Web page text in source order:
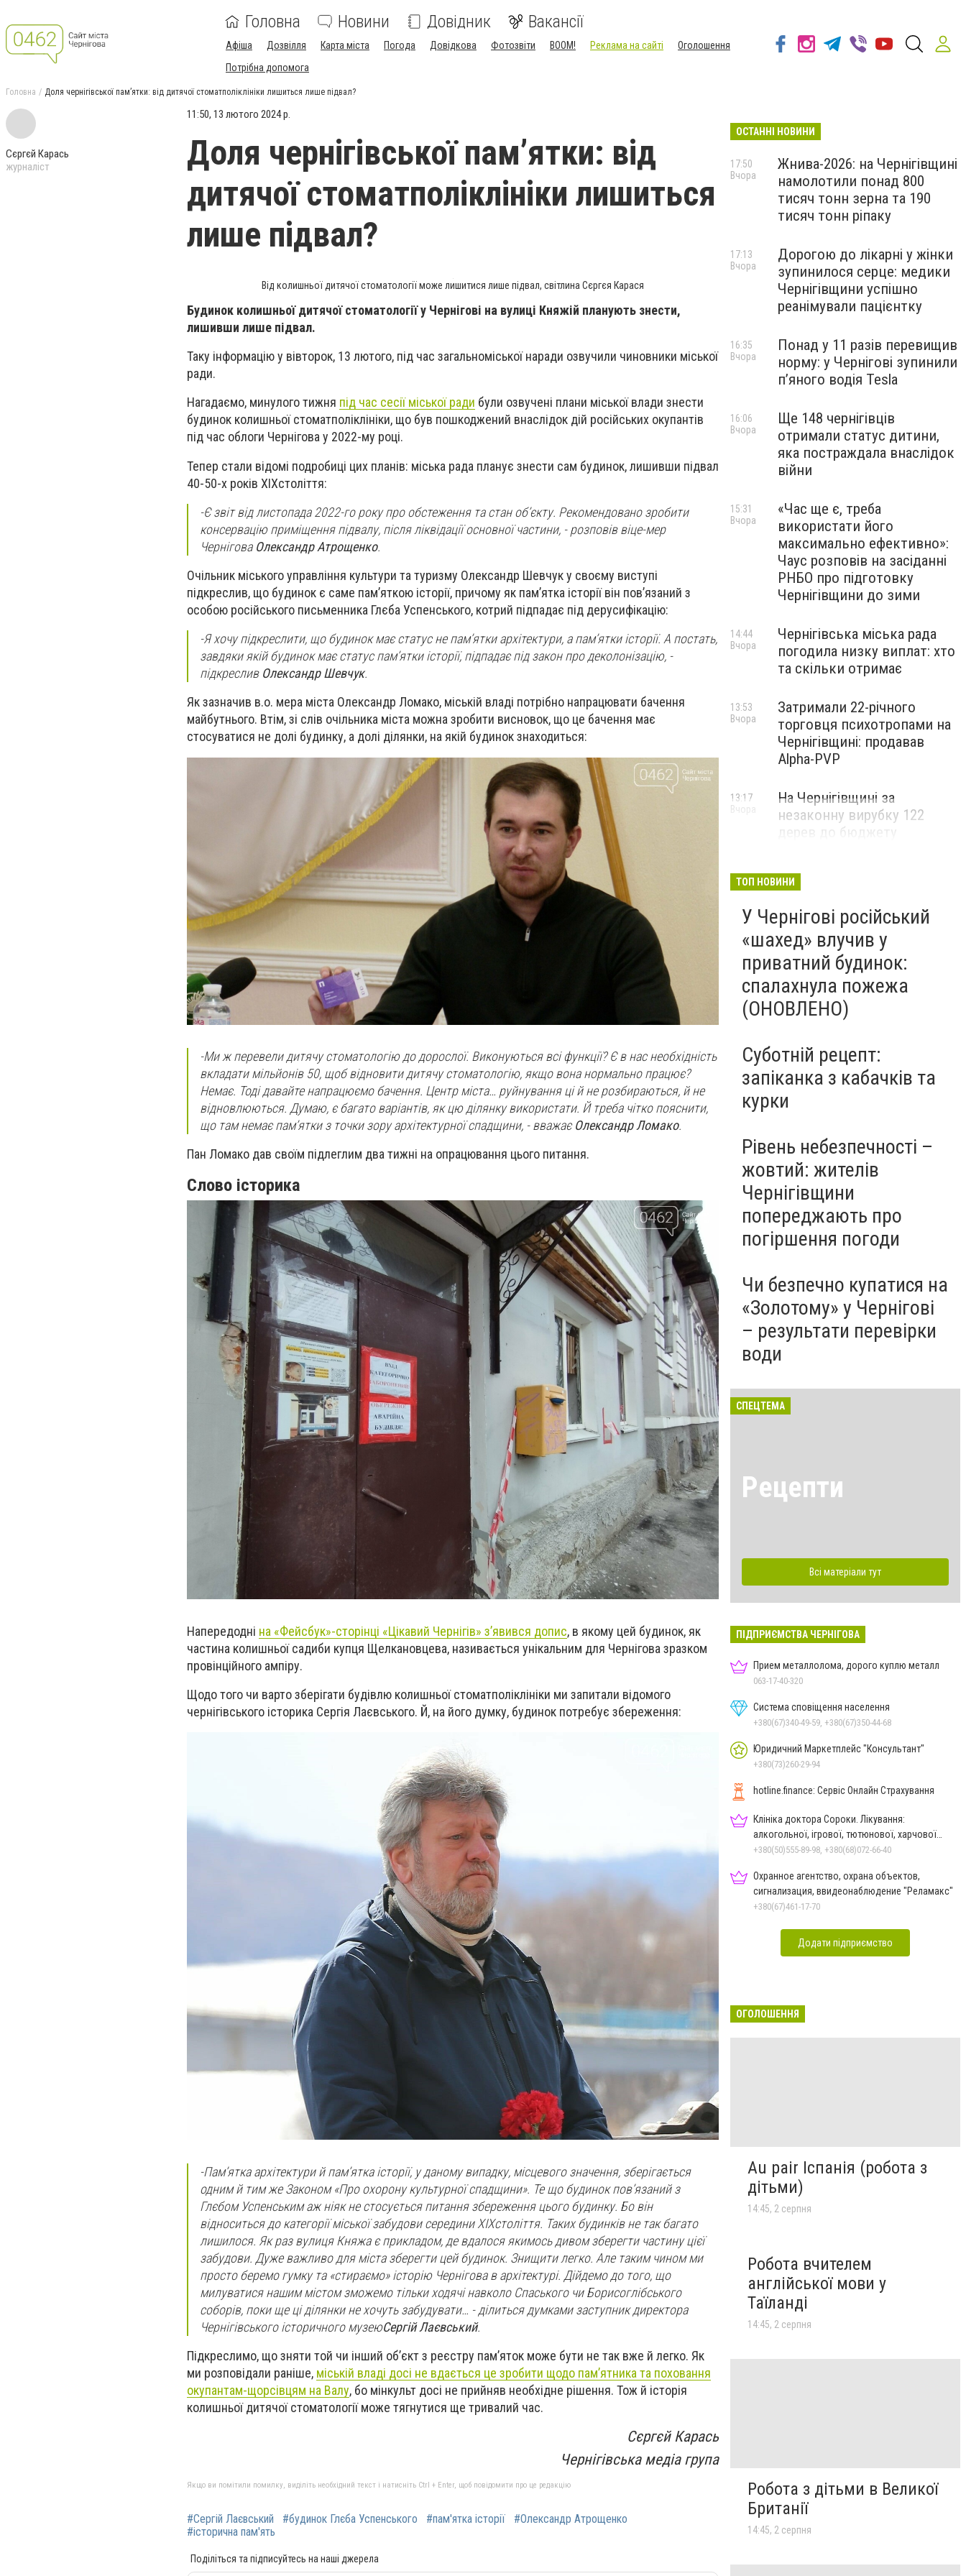
Головна Новини Довідник Вакансії
Афіша Дозвілля Карта міста Погода Довідкова Фотозвіти BOOM! Реклама на сайті
Оголошення
Потрібна допомога
Головна Доля чернігівської пам’ятки: від дитячої стоматполіклініки лишиться лише підвал?
Сєргєй Карась
журналіст
11:50, 13 лютого 2024 р.
Доля чернігівської пам’ятки: від
дитячої стоматполіклініки лишиться
лише підвал?
Від колишньої дитячої стоматології може лишитися лише підвал, світлина Сєргєя Карася
Будинок колишньої дитячої стоматології у Чернігові на вулиці Княжій планують знести,
лишивши лише підвал.
Таку інформацію у вівторок, 13 лютого, під час загальноміської наради озвучили чиновники міської
ради.
Нагадаємо, минулого тижня під час сесії міської ради були озвучені плани міської влади знести
будинок колишньої стоматполіклініки, що був пошкоджений внаслідок дій російських окупантів
під час облоги Чернігова у 2022-му році.
Тепер стали відомі подробиці цих планів: міська рада планує знести сам будинок, лишивши підвал
40-50-х років XIXстоліття:
-Є звіт від листопада 2022-го року про обстеження та стан об’єкту. Рекомендовано зробити
консервацію приміщення підвалу, після ліквідації основної частини, - розповів віце-мер
Чернігова Олександр Атрощенко.
Очільник міського управління культури та туризму Олександр Шевчук у своєму виступі
підкреслив, що будинок є саме пам’яткою історії, причому як пам’ятка історії він пов’язаний з
особою російського письменника Глєба Успенського, котрий підпадає під дерусифікацію:
-Я хочу підкреслити, що будинок має статус не пам’ятки архітектури, а пам’ятки історії. А постать,
завдяки якій будинок має статус пам’ятки історії, підпадає під закон про деколонізацію, -
підкреслив Олександр Шевчук.
Як зазначив в.о. мера міста Олександр Ломако, міській владі потрібно напрацювати бачення
майбутнього. Втім, зі слів очільника міста можна зробити висновок, що це бачення має
стосуватися не долі будинку, а долі ділянки, на якій будинок знаходиться:
-Ми ж перевели дитячу стоматологію до дорослої. Виконуються всі функції? Є в нас необхідність
вкладати мільйонів 50, щоб відновити дитячу стоматологію, якщо вона нормально працює?
Немає. Тоді давайте напрацюємо бачення. Центр міста… руйнування ці й не розбираються, й не
відновлюються. Думаю, є багато варіантів, як цю ділянку використати. Й треба чітко пояснити,
що там немає пам’ятки з точки зору архітектурної спадщини, - вважаєОлександр Ломако.
Пан Ломако дав своїм підлеглим два тижні на опрацювання цього питання.
Слово історика
Напередодні на «Фейсбук»-сторінці «Цікавий Чернігів» з’явився допис, в якому цей будинок, як
частина колишньої садиби купця Щелкановцева, називається унікальним для Чернігова зразком
провінційного ампіру.
Щодо того чи варто зберігати будівлю колишньої стоматполіклініки ми запитали відомого
чернігівського історика Сергія Лаєвського. Й, на його думку, будинок потребує збереження:
-Пам’ятка архітектури й пам’ятка історії, у даному випадку, місцевого значення, зберігається
одним й тим же Законом «Про охорону культурної спадщини». Те що будинок пов’язаний з
Глєбом Успенським аж ніяк не стосується питання збереження цього будинку. Бо він
відноситься до категорії міської забудови серединиXIXстоліття. Таких будинків не так багато
лишилося. Як раз вулиця Княжа є прикладом, де вдалося якимось дивом зберегти частину цієї
забудови. Дуже важливо для міста зберегти цей будинок. Знищити легко. Але таким чином ми
просто беремо гумку та «стираємо» історію Чернігова в архітектурі. Дійдемо до того, що
милуватися нашим містом зможемо тільки ходячі навколо Спаського чи Борисоглібського
соборів, поки ще ці ділянки не хочуть забудувати… - ділиться думками заступник директора
Чернігівського історичного музеюСергій Лаєвський.
Підкреслимо, що зняти той чи інший об’єкт з реєстру пам’яток може бути не так вже й легко. Як
ми розповідали раніше, міській владі досі не вдається це зробити щодо пам’ятника та поховання
окупантам-щорсівцям на Валу, бо мінкульт досі не прийняв необхідне рішення. Тож й історія
колишньої дитячої стоматології може тягнутися ще тривалий час.
Сєргєй Карась
Чернігівська медіа група
Якщо ви помітили помилку, виділіть необхідний текст і натисніть Ctrl + Enter, щоб повідомити про це редакцію
#Сергій Лаєвський #будинок Глєба Успенського #пам'ятка історії
#Олександр Атрощенко
#історична пам'ять
Поділіться та підписуйтесь на наші джерела
ОСТАННІ НОВИНИ
Жнива-2026: на Чернігівщині
намолотили понад 800
тисяч тонн зерна та 190
тисяч тонн ріпаку
17:50
Вчора
Дорогою до лікарні у жінки
зупинилося серце: медики
Чернігівщини успішно
реанімували пацієнтку
17:13
Вчора
Понад у 11 разів перевищив
норму: у Чернігові зупинили
пʼяного водія Tesla
16:35
Вчора
Ще 148 чернігівців
отримали статус дитини,
яка постраждала внаслідок
війни
16:06
Вчора
«Час ще є, треба
використати його
максимально ефективно»:
Чаус розповів на засіданні
РНБО про підготовку
Чернігівщини до зими
15:31
Вчора
Чернігівська міська рада
погодила низку виплат: хто
та скільки отримає
14:44
Вчора
Затримали 22-річного
торговця психотропами на
Чернігівщині: продавав
Alpha-PVP
13:53
Вчора
На Чернігівщині за
незаконну вирубку 122
дерев до бюджету
13:17
Вчора
ТОП НОВИНИ
У Чернігові російський
«шахед» влучив у
приватний будинок:
спалахнула пожежа
(ОНОВЛЕНО)
Суботній рецепт:
запіканка з кабачків та
курки
Рівень небезпечності –
жовтий: жителів
Чернігівщини
попереджають про
погіршення погоди
Чи безпечно купатися на
«Золотому» у Чернігові
– результати перевірки
води
СПЕЦТЕМА
Рецепти
Всі матеріали тут
ПІДПРИЄМСТВА ЧЕРНІГОВА
Прием металлолома, дорого куплю металл
063-17-40-320
Система сповіщення населення
+380(67)340-49-59, +380(67)350-44-68
Юридичний Маркетплейс "Консультант"
+380(73)260-29-94
hotline.finance: Сервіс Онлайн Страхування
Клініка доктора Сороки. Лікування:
алкогольної, ігрової, тютюнової, харчової
залежностей, неврозів т
+380(50)555-89-98, +380(68)072-66-40
Охранное агентство, охрана объектов,
сигнализация, ввидеонаблюдение "Реламакс"
+380(67)461-17-70
Додати підприємство
ОГОЛОШЕННЯ
Au pair Іспанія (робота з
дітьми)
14:45, 2 серпня
Робота вчителем
англійської мови у
Таїланді
14:45, 2 серпня
Робота з дітьми в Великої
Британії
14:45, 2 серпня